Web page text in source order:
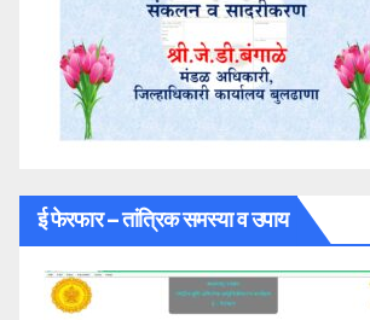
ई फेरफार – तांत्रिक समस्या व उपाय